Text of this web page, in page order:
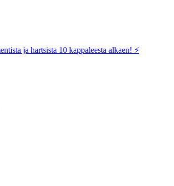
ja hartsista 10 kappaleesta alkaen! ⚡️